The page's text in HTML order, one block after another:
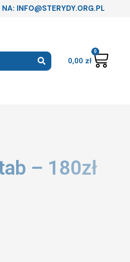
NA: INFO@STERYDY.ORG.PL
0,00 zł
0
– 180zł